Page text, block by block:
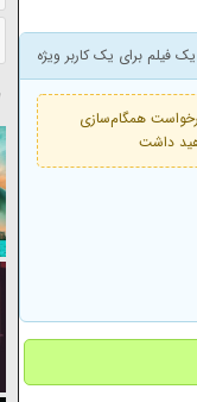
هر 2 ساعت یک‌بار درخواست همگام‌سازی